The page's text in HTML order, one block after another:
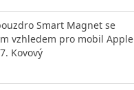
Smart Magnet se
vzhledem pro mobil Apple
Kovový
a Maximální Výkon
Bezdrátová Nabíječka
2v1 Hledáte